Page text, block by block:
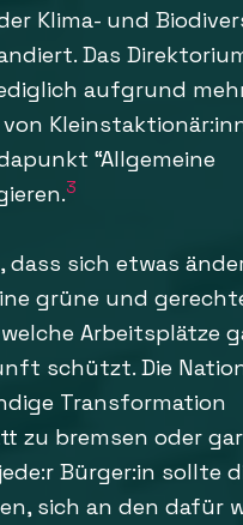
Klima- und
Das
aufgrund
“Allgemeine
3
dass sich etwas
grüne und
Arbeitsplätze
schützt. Die
Transformation
zu bremsen oder
Bürger:in sollte
sich an den dafür